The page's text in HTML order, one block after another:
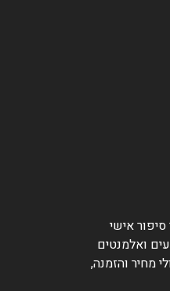
אישי
צבעים ואלמנטים
מחיר והזמנה,